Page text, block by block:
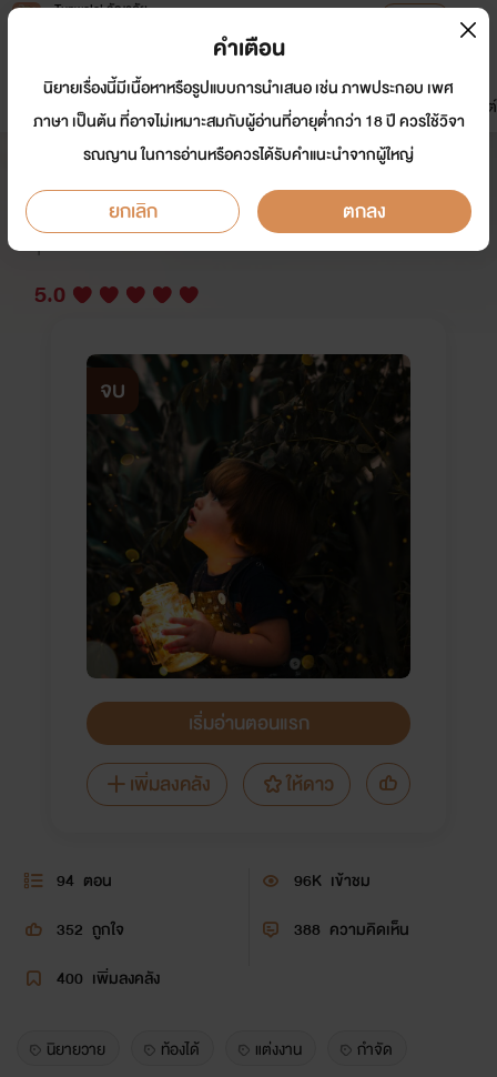
Tunwalai ธัญวลัย
หน้าแรก นิยาย อีบุ๊ก การ์ตูน
มาใหม่
ดรีมแชท ธัญลิสต์
กว่าจะรู้ว่าท้อง MPREG
นักเขียน: keemmi
Y
5.0
จบ
เริ่มอ่านตอนแรก
เพิ่มลงคลัง
ให้ดาว
94 ตอน 96K เข้าชม
352 ถูกใจ 388 ความคิดเห็น
400 เพิ่มลงคลัง
นิยายวาย ท้องได้ แต่งงาน
กำจัด
คำเตือน
นิยายเรื่องนี้มีเนื้อหาหรือรูปแบบการนำเสนอ เช่น ภาพประกอบ เพศ
ภาษา เป็นต้น ที่อาจไม่เหมาะสมกับผู้อ่านที่อายุต่ำกว่า 18 ปี ควรใช้วิจา
รณญาน ในการอ่านหรือควรได้รับคำแนะนำจากผู้ใหญ่
ยกเลิก ตกลง